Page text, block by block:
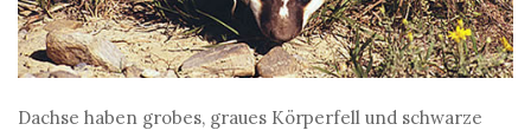
Dachse haben grobes, graues Körperfell und schwarze